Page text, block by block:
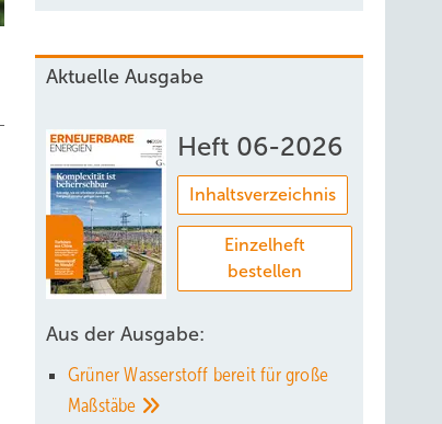
Aktuelle Ausgabe
Heft 06-2026
Inhaltsverzeichnis
Einzelheft
bestellen
Aus der Ausgabe:
Grüner Wasserstoff bereit für große
Maßstäbe